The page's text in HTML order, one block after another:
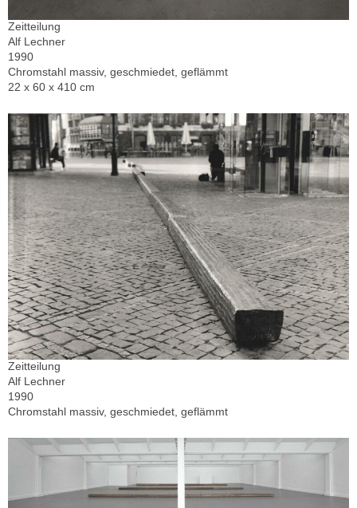
Zeitteilung
Alf Lechner
1990
Chromstahl massiv, geschmiedet, geflämmt
22 x 60 x 410 cm
Zeitteilung
Alf Lechner
1990
Chromstahl massiv, geschmiedet, geflämmt